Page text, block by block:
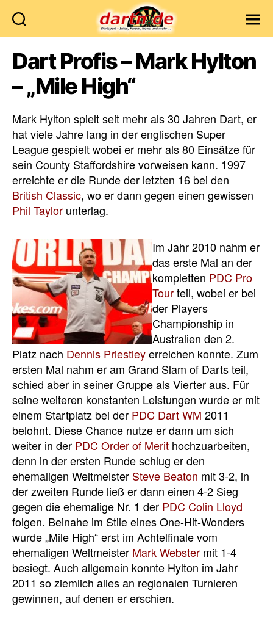
Dart Profis – Mark Hylton
– „Mile High“
Mark Hylton spielt seit mehr als 30 Jahren Dart, er
hat viele Jahre lang in der englischen Super
League gespielt wobei er mehr als 80 Einsätze für
sein County Staffordshire vorweisen kann. 1997
erreichte er die Runde der letzten 16 bei den
British Classic, wo er dann gegen einen gewissen
Phil Taylor unterlag.
Im Jahr 2010 nahm er
das erste Mal an der
kompletten PDC Pro
Tourteil, wobei er bei
der Players
Championship in
Australien den 2.
Platz nach Dennis Priestleyerreichen konnte. Zum
ersten Mal nahm er am Grand Slam of Darts teil,
schied aber in seiner Gruppe als Vierter aus. Für
seine weiteren konstanten Leistungen wurde er mit
einem Startplatz bei der PDC Dart WM 2011
belohnt. Diese Chance nutze er dann um sich
weiter in der PDC Order of Merit hochzuarbeiten,
denn in der ersten Runde schlug er den
ehemaligen Weltmeister Steve Beaton mit 3-2, in
der zweiten Runde ließ er dann einen 4-2 Sieg
gegen die ehemalige Nr. 1 der PDC Colin Lloyd
folgen. Beinahe im Stile eines One-Hit-Wonders
wurde „Mile High“ erst im Achtelfinale vom
ehemaligen Weltmeister Mark Webster mit 1-4
besiegt. Auch allgemein konnte Hylton im Jahr
2011 so ziemlich alles an regionalen Turnieren
gewinnen, auf denen er erschien.